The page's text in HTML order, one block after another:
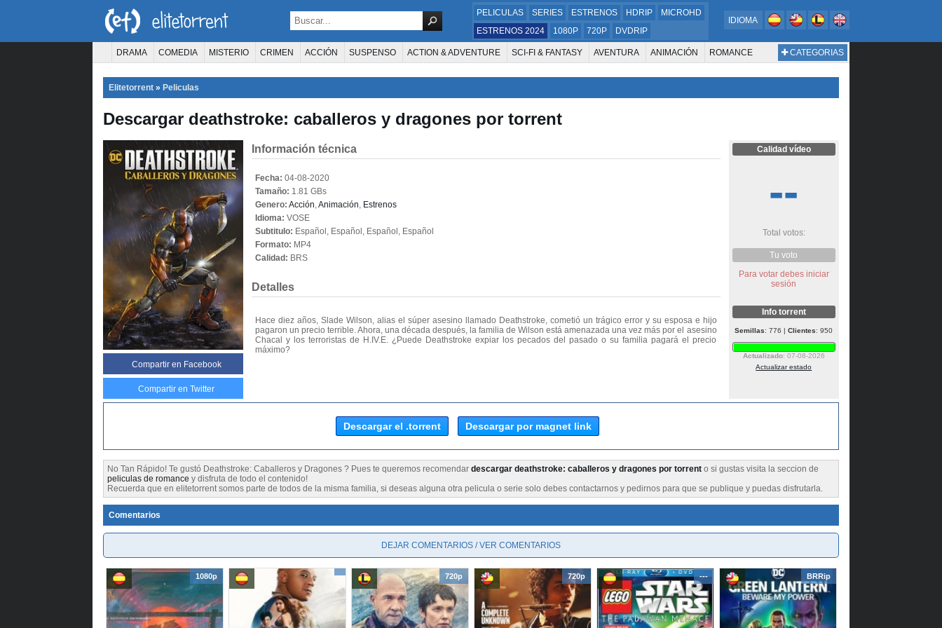
PELICULAS SERIES ESTRENOS HDRIP
MICROHD
ESTRENOS 2024
1080P 720P DVDRIP
IDIOMA
CATEGORIAS
DRAMA COMEDIA MISTERIO CRIMEN ACCIÓN SUSPENSO ACTION & ADVENTURE SCI-FI & FANTASY AVENTURA ANIMACIÓN ROMANCE
Elitetorrent » Peliculas
Descargar deathstroke: caballeros y dragones por torrent
Compartir en Facebook
Compartir en Twitter
Información técnica
Fecha: 04-08-2020
Tamaño: 1.81 GBs
Genero: Acción,Animación, Estrenos
Idioma: VOSE
Subtitulo: Español, Español, Español, Español
Formato: MP4
Calidad: BRS
Detalles
Hace diez años, Slade Wilson, alias el súper asesino llamado Deathstroke, cometió un trágico error y su esposa e hijo
pagaron un precio terrible. Ahora, una década después, la familia de Wilson está amenazada una vez más por el asesino
Chacal y los terroristas de H.IV.E. ¿Puede Deathstroke expiar los pecados del pasado o su familia pagará el precio
máximo?
Calidad vídeo
--
Total votos:
Tu voto
Para votar debes iniciar
sesión
Info torrent
Semillas: 776 |Clientes: 950
Actualizado: 07-08-2026
Actualizar estado
Descargar el .torrent Descargar por magnet link
No Tan Rápido! Te gustó Deathstroke: Caballeros y Dragones ? Pues te queremos recomendar descargar deathstroke: caballeros y dragones por torrent o si gustas visita la seccion de
peliculas de romance y disfruta de todo el contenido!
Recuerda que en elitetorrent somos parte de todos de la misma familia, si deseas alguna otra pelicula o serie solo debes contactarnos y pedirnos para que se publique y puedas disfrutarla.
Comentarios
DEJAR COMENTARIOS / VER COMENTARIOS
1080p 720p 720p --- BRRip